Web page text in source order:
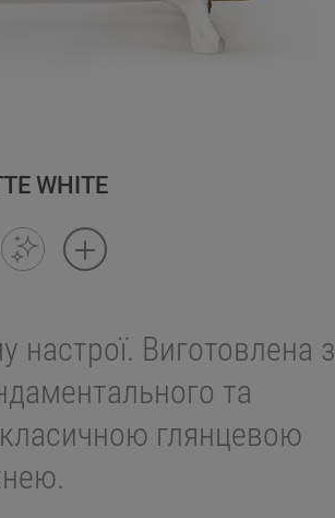
WHITE
настрої. Виготовлена з
та
класичною глянцевою